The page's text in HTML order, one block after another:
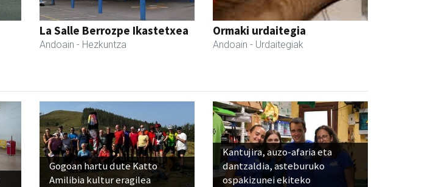
La Salle Berrozpe Ikastetxea
Andoain - Hezkuntza
Ormaki urdaitegia
Andoain - Urdaitegiak
Gogoan hartu dute Katto
Amilibia kultur eragilea
Kantujira, auzo-afaria eta
dantzaldia, asteburuko
ospakizunei ekiteko